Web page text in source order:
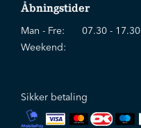
Åbningstider
Man - Fre:
07.30 - 17.30
Weekend:
Sikker betaling